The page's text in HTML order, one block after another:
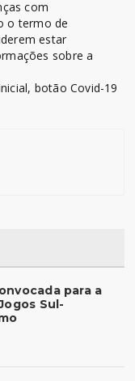
com
o termo de
estar
sobre a
botão Covid-19
para a
Sul-